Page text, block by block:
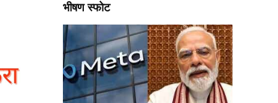
भीषण स्फोट